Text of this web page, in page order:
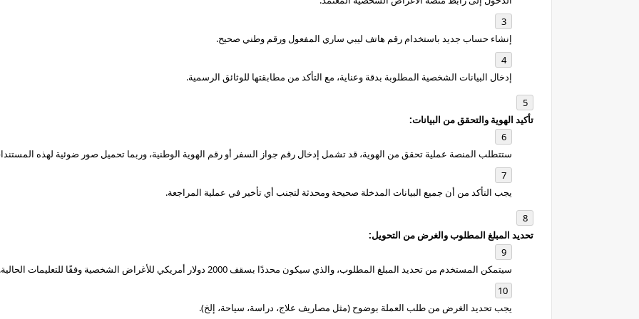
إنشاء حساب جديد باستخدام رقم هاتف ليبي ساري المفعول ورقم وطني صحيح.
إدخال البيانات الشخصية المطلوبة بدقة وعناية، مع التأكد من مطابقتها للوثائق الرسمية.
تأكيد الهوية والتحقق من البيانات:
ستتطلب المنصة عملية تحقق من الهوية، قد تشمل إدخال رقم جواز السفر أو رقم الهوية الوطنية، وربما تحميل صور ضوئية لهذه
يجب التأكد من أن جميع البيانات المدخلة صحيحة ومحدثة لتجنب أي تأخير في عملية المراجعة.
تحديد المبلغ المطلوب والغرض من التحويل:
سيتمكن المستخدم من تحديد المبلغ المطلوب، والذي سيكون محددًا بسقف 2000 دولار أمريكي للأغراض الشخصية وفقًا للتعليمات الحالية.
يجب تحديد الغرض من طلب العملة بوضوح (مثل مصاريف علاج، دراسة، سياحة، إلخ).